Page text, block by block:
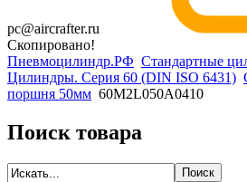
pc@aircrafter.ru
Скопировано!
Пневмоцилиндр.РФ Стандартные
Цилиндры. Серия 60 (DIN ISO 6431)
поршня 50мм 60M2L050A0410
Поиск товара